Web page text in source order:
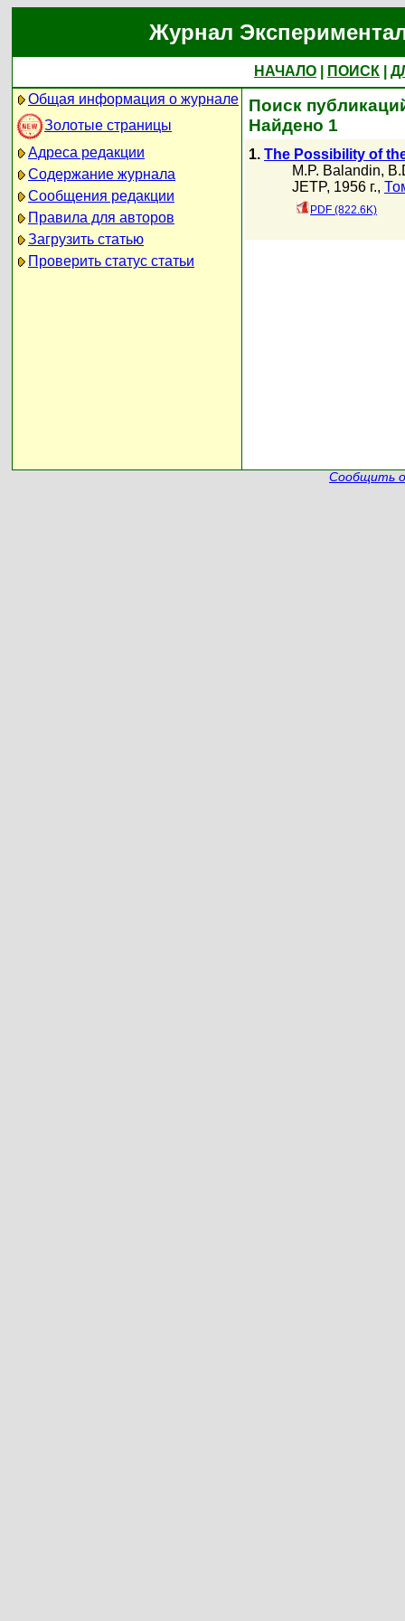
Журнал
НАЧАЛО ПОИСК
Общая информация о журнале
Золотые страницы
Адреса редакции
Содержание журнала
Сообщения редакции
Правила для авторов
Загрузить статью
Проверить статус статьи
Поиск
Найдено 1
1. The Possibility of
M.P. Balandin,
JETP, 1956 г.,
PDF (822.6K)
Сообщить о